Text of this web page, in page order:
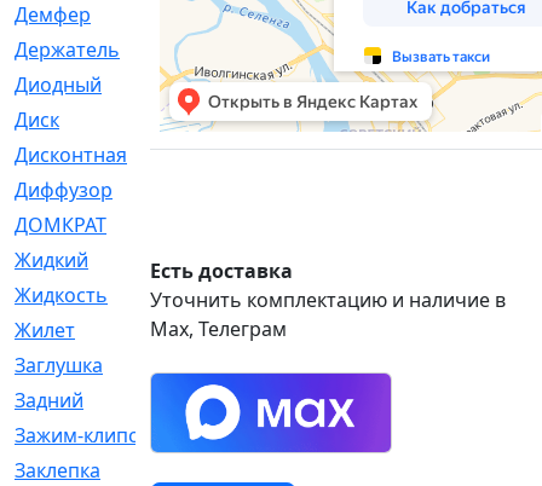
Демфер
[1]
Держатель
Диодный
[3]
Диск
[418]
Дисконтная
[1]
Диффузор
ДОМКРАТ
Жидкий
[5]
Жидкость
[80]
Жилет
[1]
Заглушка
[21]
Задний
[528]
Зажим-клипса
[1]
Заклепка
Есть доставка
Уточнить комплектацию и наличие в
Max, Телеграм